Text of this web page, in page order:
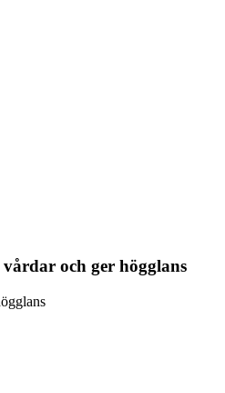
och ger högglans